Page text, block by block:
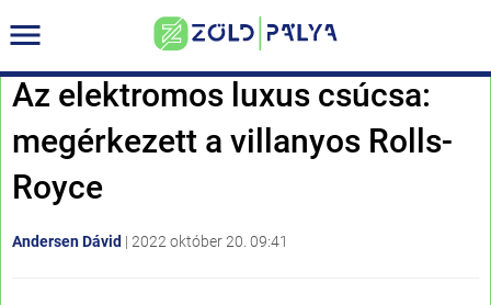
Az elektromos luxus csúcsa:
megérkezett a villanyos Rolls-
Royce
Andersen Dávid | 2022 október 20. 09:41